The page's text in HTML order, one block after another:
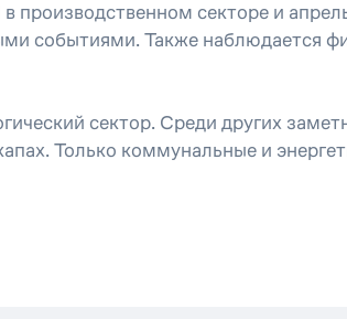
производственном секторе и
событиями. Также наблюдается
сектор. Среди других
Только коммунальные и